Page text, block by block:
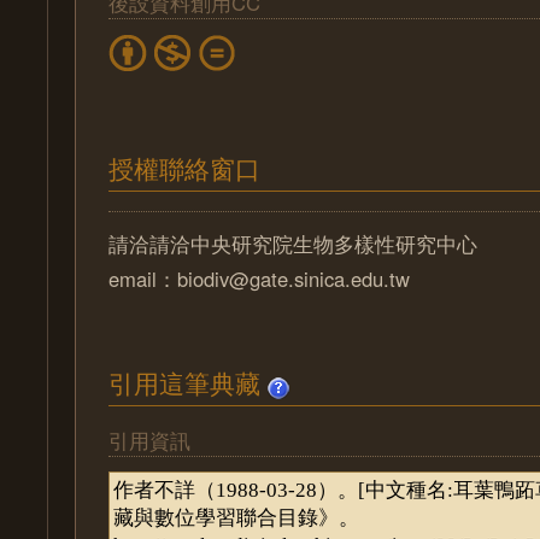
授權聯絡窗口
請洽請洽中央研究院生物多樣性研究中心
email：biodiv@gate.sinica.edu.tw
引用這筆典藏
引用資訊